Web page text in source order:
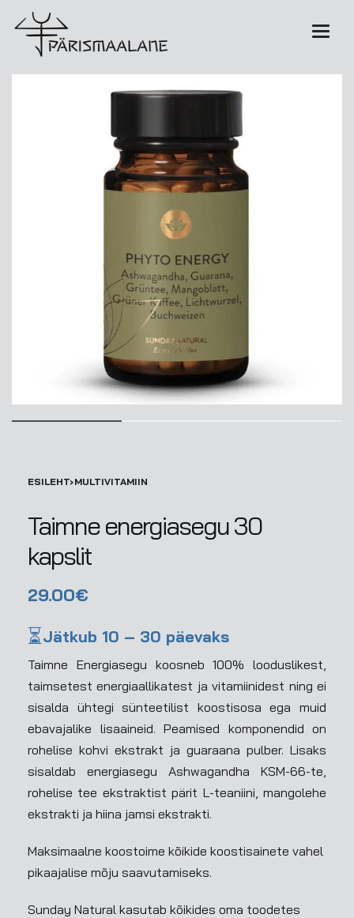
ESILEHT›MULTIVITAMIIN
Taimne energiasegu 30
kapslit
29.00€
⏳Jätkub 10 – 30 päevaks
Taimne Energiasegu koosneb 100% looduslikest,
taimsetest energiaallikatest ja vitamiinidest ning ei
sisalda ühtegi sünteetilist koostisosa ega muid
ebavajalike lisaaineid. Peamised komponendid on
rohelise kohvi ekstrakt ja guaraana pulber. Lisaks
sisaldab energiasegu Ashwagandha KSM-66-te,
rohelise tee ekstraktist pärit L-teaniini, mangolehe
ekstrakti ja hiina jamsi ekstrakti.
Maksimaalne koostoime kõikide koostisainete vahel
pikaajalise mõju saavutamiseks.
Sunday Natural kasutab kõikides oma toodetes